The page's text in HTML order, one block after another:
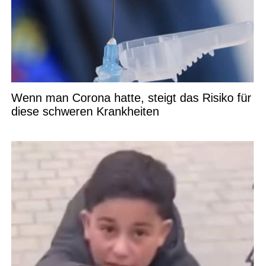
Wenn man Corona hatte, steigt das Risiko für
diese schweren Krankheiten